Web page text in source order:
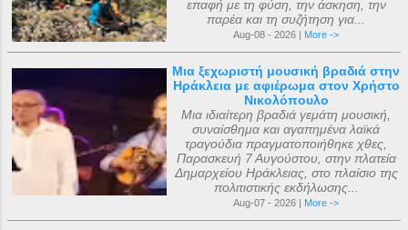
επαφή με τη φύση, την άσκηση, την
παρέα και τη συζήτηση για...
Aug-08 - 2026 | More ->
Μια ξεχωριστή μουσική βραδιά στην
Ηράκλεια με αφιέρωμα στον Χρήστο
Νικολόπουλο
Μια ιδιαίτερη βραδιά γεμάτη μουσική,
συναίσθημα και αγαπημένα λαϊκά
τραγούδια πραγματοποιήθηκε χθες,
Παρασκευή 7 Αυγούστου, στην πλατεία
Δημαρχείου Ηράκλειας, στο πλαίσιο της
πολιτιστικής εκδήλωσης...
Aug-07 - 2026 | More ->